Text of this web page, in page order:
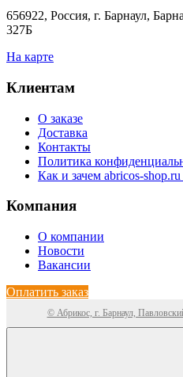
656922, Россия, г. Барнаул,
327Б
На карте
Клиентам
О заказе
Доставка
Контакты
Политика
Как и зачем abricos-
Компания
О компании
Новости
Вакансии
Оплатить заказ
© Абрикос, г. Барнаул,